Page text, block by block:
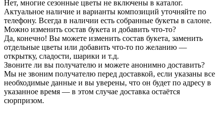
Нет, многие сезонные цветы не включены в каталог.
Актуальное наличие и варианты композиций уточняйте по
телефону. Всегда в наличии есть собранные букеты в салоне.
Можно изменить состав букета и добавить что-то?
Да, конечно! Вы можете изменить состав букета, заменить
отдельные цветы или добавить что-то по желанию —
открытку, сладости, шарики и т.д.
Звоните ли вы получателю и можете анонимно доставить?
Мы не звоним получателю перед доставкой, если указаны все
необходимые данные и вы уверены, что он будет по адресу в
указанное время — в этом случае доставка остаётся
сюрпризом.